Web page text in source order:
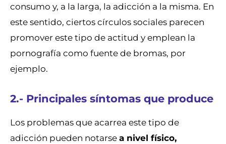
consumo y, a la larga, la adicción a la misma. En
este sentido, ciertos círculos sociales parecen
promover este tipo de actitud y emplean la
pornografía como fuente de bromas, por
ejemplo.
2.- Principales síntomas que produce
Los problemas que acarrea este tipo de
adicción pueden notarsea nivel físico,